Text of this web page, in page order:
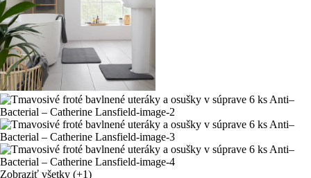
Zobraziť všetky (+1)